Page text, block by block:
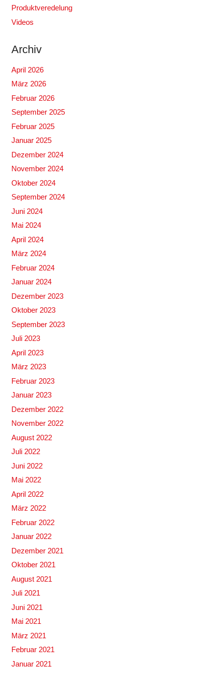
Produktveredelung
Videos
Archiv
April 2026
März 2026
Februar 2026
September 2025
Februar 2025
Januar 2025
Dezember 2024
November 2024
Oktober 2024
September 2024
Juni 2024
Mai 2024
April 2024
März 2024
Februar 2024
Januar 2024
Dezember 2023
Oktober 2023
September 2023
Juli 2023
April 2023
März 2023
Februar 2023
Januar 2023
Dezember 2022
November 2022
August 2022
Juli 2022
Juni 2022
Mai 2022
April 2022
März 2022
Februar 2022
Januar 2022
Dezember 2021
Oktober 2021
August 2021
Juli 2021
Juni 2021
Mai 2021
März 2021
Februar 2021
Januar 2021